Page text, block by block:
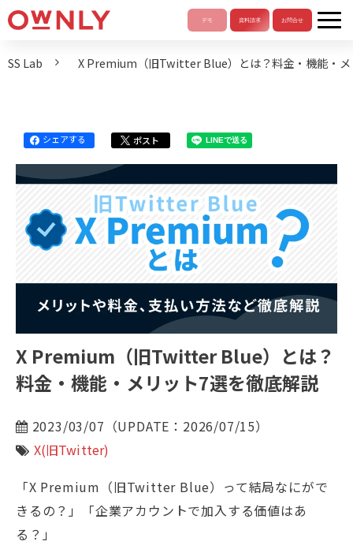
SS Lab X Premium（旧Twitter Blue）とは？料金・機能・メ
シェアする ポスト LINEで送る
X Premium（旧Twitter Blue）とは？
料金・機能・メリット7選を徹底解説
2023/03/07（UPDATE：2026/07/15）
X(旧Twitter)
「X Premium（旧Twitter Blue）って結局なにがで
きるの？」「企業アカウントで加入する価値はあ
る？」